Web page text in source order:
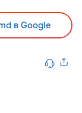
в Google